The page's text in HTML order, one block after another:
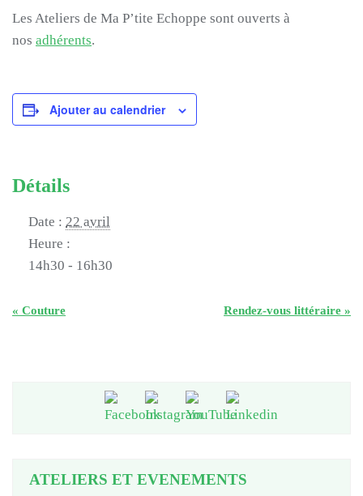
Les Ateliers de Ma P’tite Echoppe sont ouverts à
nos adhérents.
Ajouter au calendrier
Détails
Date : 22 avril
Heure :
14h30 - 16h30
« Couture Rendez-vous littéraire »
ATELIERS ET EVENEMENTS